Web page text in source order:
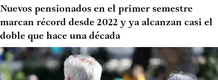
Nuevos pensionados en el primer semestre
marcan récord desde 2022 y ya alcanzan casi el
doble que hace una década